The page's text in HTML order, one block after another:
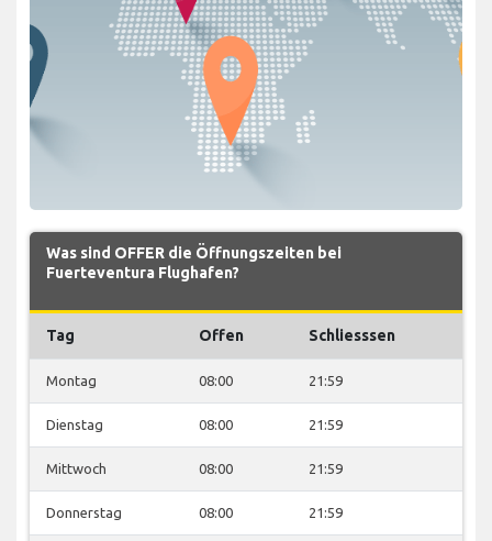
Was sind OFFER die Öffnungszeiten bei
Fuerteventura Flughafen?
Tag Offen Schliesssen
Montag 08:00 21:59
Dienstag 08:00 21:59
Mittwoch 08:00 21:59
Donnerstag 08:00 21:59